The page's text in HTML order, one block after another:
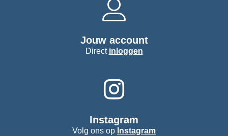
Jouw account
Direct inloggen
Instagram
Volg ons op Instagram